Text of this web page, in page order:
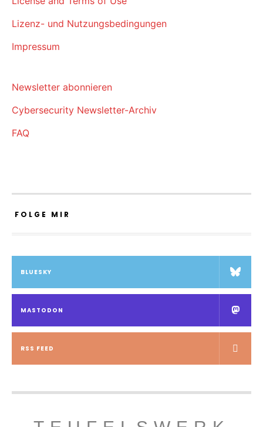
Lizenz- und Nutzungsbedingungen
Impressum
Newsletter abonnieren
Cybersecurity Newsletter-Archiv
FAQ
FOLGE MIR
BLUESKY
MASTODON
RSS FEED